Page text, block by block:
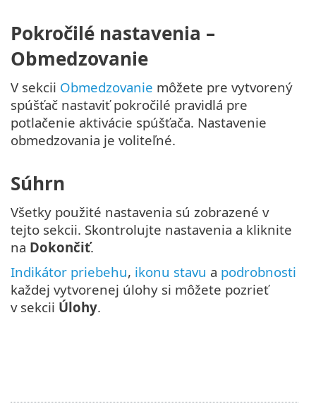
Pokročilé nastavenia –
Obmedzovanie
V sekcii Obmedzovanie môžete pre vytvorený
spúšťač nastaviť pokročilé pravidlá pre
potlačenie aktivácie spúšťača. Nastavenie
obmedzovania je voliteľné.
Súhrn
Všetky použité nastavenia sú zobrazené v
tejto sekcii. Skontrolujte nastavenia a kliknite
na Dokončiť.
Indikátor priebehu, ikonu stavu a podrobnosti
každej vytvorenej úlohy si môžete pozrieť
v sekcii Úlohy.